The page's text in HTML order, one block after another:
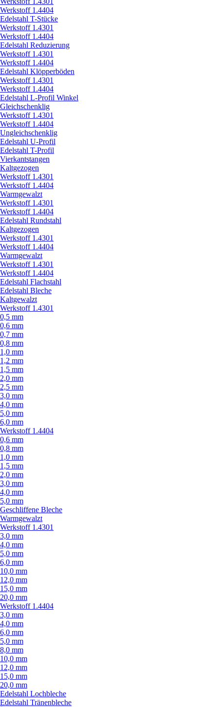
Werkstoff 1.4404
Edelstahl T-Stücke
Werkstoff 1.4301
Werkstoff 1.4404
Edelstahl Reduzierung
Werkstoff 1.4301
Werkstoff 1.4404
Edelstahl Klöpperböden
Werkstoff 1.4301
Werkstoff 1.4404
Edelstahl L-Profil Winkel
Gleichschenklig
Werkstoff 1.4301
Werkstoff 1.4404
Ungleichschenklig
Edelstahl U-Profil
Edelstahl T-Profil
Vierkantstangen
Kaltgezogen
Werkstoff 1.4301
Werkstoff 1.4404
Warmgewalzt
Werkstoff 1.4301
Werkstoff 1.4404
Edelstahl Rundstahl
Kaltgezogen
Werkstoff 1.4301
Werkstoff 1.4404
Warmgewalzt
Werkstoff 1.4301
Werkstoff 1.4404
Edelstahl Flachstahl
Edelstahl Bleche
Kaltgewalzt
Werkstoff 1.4301
0,5 mm
0,6 mm
0,7 mm
0,8 mm
1,0 mm
1,2 mm
1,5 mm
2,0 mm
2,5 mm
3,0 mm
4,0 mm
5,0 mm
6,0 mm
Werkstoff 1.4404
0,6 mm
0,8 mm
1,0 mm
1,5 mm
2,0 mm
3,0 mm
4,0 mm
5,0 mm
Geschliffene Bleche
Warmgewalzt
Werkstoff 1.4301
3,0 mm
4,0 mm
5,0 mm
6,0 mm
10,0 mm
12,0 mm
15,0 mm
20,0 mm
Werkstoff 1.4404
3,0 mm
4,0 mm
6,0 mm
5,0 mm
8,0 mm
10,0 mm
12,0 mm
15,0 mm
20,0 mm
Edelstahl Lochbleche
Edelstahl Tränenbleche